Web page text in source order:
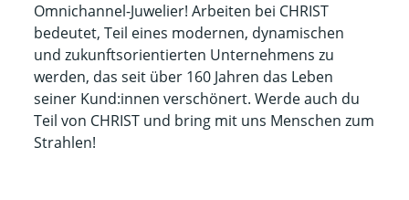
Omnichannel-Juwelier! Arbeiten bei CHRIST
bedeutet, Teil eines modernen, dynamischen
und zukunftsorientierten Unternehmens zu
werden, das seit über 160 Jahren das Leben
seiner Kund:innen verschönert. Werde auch du
Teil von CHRIST und bring mit uns Menschen zum
Strahlen!​​